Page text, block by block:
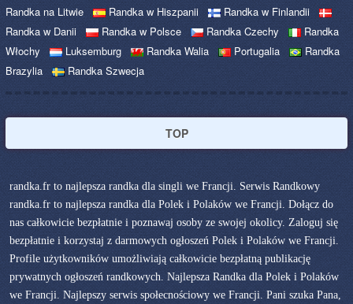
Randka na Litwie
Randka w Hiszpanii
Randka w Finlandii
Randka w Danii
Randka w Polsce Randka Czechy
Randka
Włochy
Luksemburg Randka Walia Portugalia
Randka
Brazylia
Randka Szwecja
TOP
randka.fr to najlepsza randka dla singli we Francji. Serwis Randkowy
randka.fr to najlepsza randka dla Polek i Polaków we Francji. Dołącz do
nas całkowicie bezpłatnie i poznawaj osoby ze swojej okolicy. Zaloguj się
bezpłatnie i korzystaj z darmowych ogłoszeń Polek i Polaków we Francji.
Profile użytkowników umożliwiają całkowicie bezpłatną publikację
prywatnych ogłoszeń randkowych. Najlepsza Randka dla Polek i Polaków
we Francji. Najlepszy serwis społecnościowy we Francji. Pani szuka Pana,